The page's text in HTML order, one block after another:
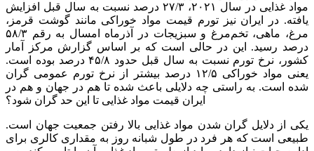
مواد غذایی در سال ۲۰۲۱، ۲۷/۳ درصد نسبت به سال قبل افزایش
یافته. در ایران نیز تورم قیمت مواد خوراکی مانند گوشت قرمز،
مرغ، ماهی، تخم‌مرغ و سبزیجات در آذرماه امسال به رقم ۵۸/۳
درصد رسید. این در حالی است که بر اساس گزارش مرکز آمار
کشور، نرخ تورم نسبت به سال قبل حدود ۴۵/۸ درصد بوده است.
یعنی مواد خوراکی ۱۲/۵ درصد بیشتر از نرخ تورم عمومی گران
شده است. به راستی چه دلایلی باعث شده تا هم در جهان و هم در
ایران قیمت مواد غذایی تا این حد گران شود؟
یکی از دلایل گران شدن مواد غذایی بالا رفتن جمعیت جهان است.
طبیعی است که هر فرد در طول شبانه روز به مقداری کالری برای